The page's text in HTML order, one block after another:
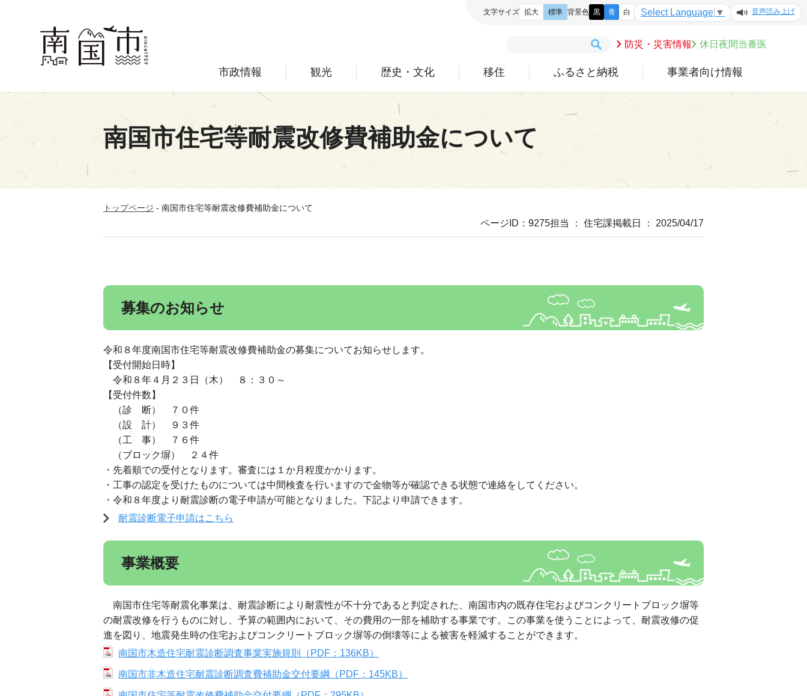
防災・災害情報 休日夜間当番医
市政情報 観光 歴史・文化 移住 ふるさと納税 事業者向け情報
文字サイズ 拡大 標準 背景色 黒 青 白 Select Language ▼ 音声読み上げ
南国市住宅等耐震改修費補助金について
トップページ - 南国市住宅等耐震改修費補助金について
ページID：9275担当 ： 住宅課掲載日 ： 2025/04/17
募集のお知らせ
令和８年度南国市住宅等耐震改修費補助金の募集についてお知らせします。
【受付開始日時】
令和８年４月２３日（木） ８：３０～
【受付件数】
（診 断） ７０件
（設 計） ９３件
（工 事） ７６件
（ブロック塀） ２４件
・先着順での受付となります。審査には１か月程度かかります。
・工事の認定を受けたものについては中間検査を行いますので金物等が確認できる状態で連絡をしてください。
・令和８年度より耐震診断の電子申請が可能となりました。下記より申請できます。
耐震診断電子申請はこちら
事業概要
南国市住宅等耐震化事業は、耐震診断により耐震性が不十分であると判定された、南国市内の既存住宅およびコンクリートブロック塀等
の耐震改修を行うものに対し、予算の範囲内において、その費用の一部を補助する事業です。この事業を使うことによって、耐震改修の促
進を図り、地震発生時の住宅およびコンクリートブロック塀等の倒壊等による被害を軽減することができます。
南国市木造住宅耐震診断調査事業実施規則（PDF：136KB）
南国市非木造住宅耐震診断調査費補助金交付要綱（PDF：145KB）